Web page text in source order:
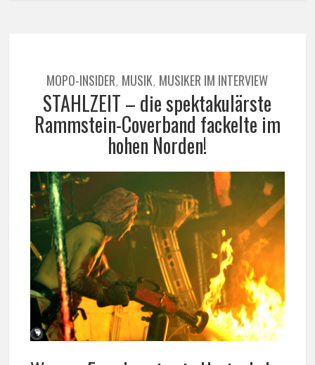
MOPO-INSIDER, MUSIK, MUSIKER IM INTERVIEW
STAHLZEIT – die spektakulärste
Rammstein-Coverband fackelte im
hohen Norden!